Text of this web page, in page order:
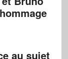
au sujet